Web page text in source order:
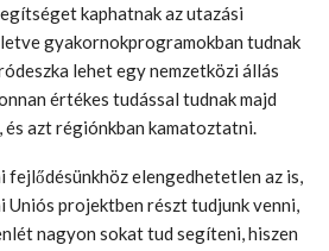
kaphatnak az utazási
gyakornokprogramokban tudnak
lehet egy nemzetközi állás
értékes tudással tudnak majd
azt régiónkban kamatoztatni.
fejlődésünkhöz elengedhetetlen az is,
Uniós projektben részt tudjunk venni,
nagyon sokat tud segíteni, hiszen